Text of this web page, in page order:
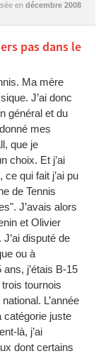
en décembre 2008
pas dans le
Ma mère
J’ai donc
général et du
mes
que je
choix. Et j’ai
qui fait j’ai pu
de Tennis
J’avais alors
et Olivier
disputé de
ou à
ans, j’étais B-15
tournois
L’année
catégorie juste
là, j’ai
dont certains